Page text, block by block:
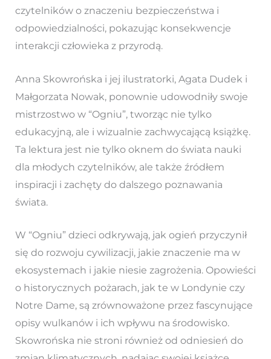
czytelników o znaczeniu bezpieczeństwa i
odpowiedzialności, pokazując konsekwencje
interakcji człowieka z przyrodą.
Anna Skowrońska i jej ilustratorki, Agata Dudek i
Małgorzata Nowak, ponownie udowodniły swoje
mistrzostwo w “Ogniu”, tworząc nie tylko
edukacyjną, ale i wizualnie zachwycającą książkę.
Ta lektura jest nie tylko oknem do świata nauki
dla młodych czytelników, ale także źródłem
inspiracji i zachęty do dalszego poznawania
świata.
W “Ogniu” dzieci odkrywają, jak ogień przyczynił
się do rozwoju cywilizacji, jakie znaczenie ma w
ekosystemach i jakie niesie zagrożenia. Opowieści
o historycznych pożarach, jak te w Londynie czy
Notre Dame, są zrównoważone przez fascynujące
opisy wulkanów i ich wpływu na środowisko.
Skowrońska nie stroni również od odniesień do